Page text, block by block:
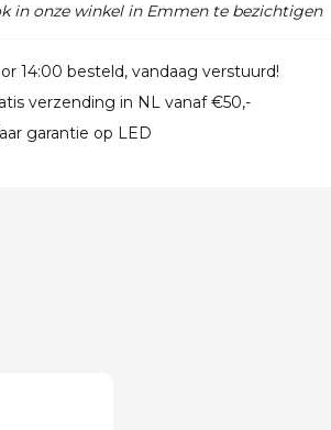
in onze winkel in Emmen te bezichtigen
14:00 besteld, vandaag verstuurd!
verzending in NL vanaf €50,-
garantie op LED